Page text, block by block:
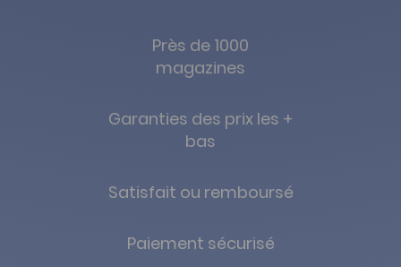
Près de 1000
magazines
Garanties des prix les +
bas
Satisfait ou remboursé
Paiement sécurisé